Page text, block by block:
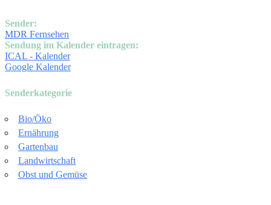
Sender:
MDR Fernsehen
Sendung im Kalender eintragen:
ICAL - Kalender
Google Kalender
Senderkategorie
Bio/Öko
Ernährung
Gartenbau
Landwirtschaft
Obst und Gemüse